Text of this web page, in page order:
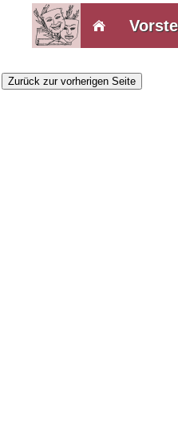
Zurück zur vorherigen Seite